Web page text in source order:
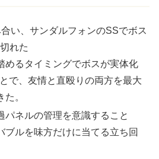
い、サンダルフォンのSSでボス
れた
めるタイミングでボスが実体化
で、友情と直殴りの両方を最大
。
パネルの管理を意識すること
ブルを味方だけに当てる立ち回